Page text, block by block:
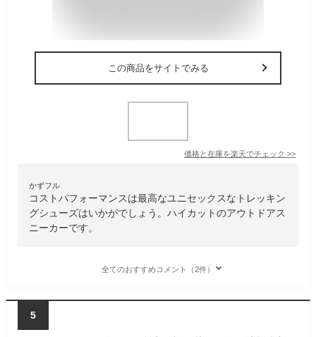
この商品をサイトでみる
価格と在庫を楽天でチェック >>
かずフル
コストパフォーマンスは最高なユニセックスなトレッキン
グシューズはいかがでしょう。ハイカットのアウトドアス
ニーカーです。
全てのおすすめコメント（2件）
5